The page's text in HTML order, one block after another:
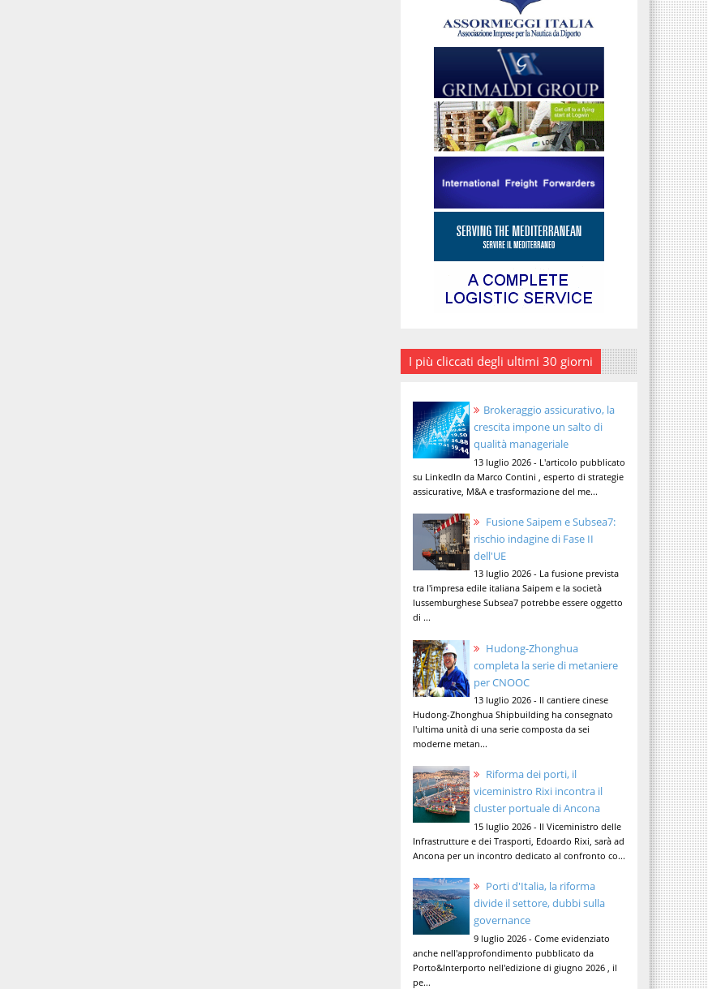
I più cliccati degli ultimi 30 giorni
Brokeraggio assicurativo, la
crescita impone un salto di
qualità manageriale
13 luglio 2026 - L'articolo pubblicato
su LinkedIn da Marco Contini , esperto di strategie
assicurative, M&A e trasformazione del me...
Fusione Saipem e Subsea7:
rischio indagine di Fase II
dell'UE
13 luglio 2026 - La fusione prevista
tra l'impresa edile italiana Saipem e la società
lussemburghese Subsea7 potrebbe essere oggetto
di ...
Hudong-Zhonghua
completa la serie di metaniere
per CNOOC
13 luglio 2026 - Il cantiere cinese
Hudong-Zhonghua Shipbuilding ha consegnato
l'ultima unità di una serie composta da sei
moderne metan...
Riforma dei porti, il
viceministro Rixi incontra il
cluster portuale di Ancona
15 luglio 2026 - Il Viceministro delle
Infrastrutture e dei Trasporti, Edoardo Rixi, sarà ad
Ancona per un incontro dedicato al confronto co...
Porti d'Italia, la riforma
divide il settore, dubbi sulla
governance
9 luglio 2026 - Come evidenziato
anche nell'approfondimento pubblicato da
Porto&Interporto nell'edizione di giugno 2026 , il
pe...